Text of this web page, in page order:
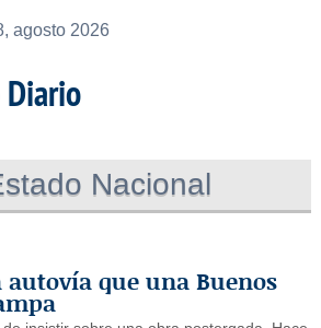
agosto 2026
Nacional
que una Buenos